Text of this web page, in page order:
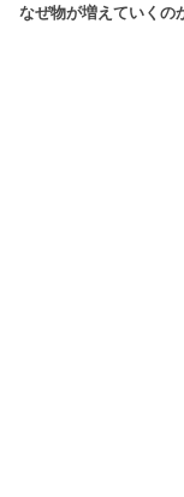
なぜ物が増えていくの